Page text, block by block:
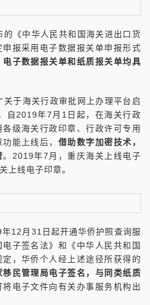
《中华人民共和国海关进出口货
报采用电子数据报关单申报形式
电子数据报关单和纸质报关单均具
于海关行政审批网上办理平台启
自2019年7月1日起，在海关行政
级海关行政印章、行政许可专用
能上线后， 借助数字加密技术，
。2019年7月，重庆海关上线电子
上线电子印章。
12月31日起开通华侨护照查询服
子签名法》和《中华人民共和国
，华侨个人经上述途径所获得的
民管理局电子签名，与同类纸质
将电子文件向有关办事服务机构出